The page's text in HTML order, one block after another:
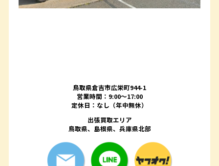
鳥取県倉吉市広栄町944-1
営業時間：9:00～17:00
定休日：なし（年中無休）
出張買取エリア
鳥取県、島根県、兵庫県北部